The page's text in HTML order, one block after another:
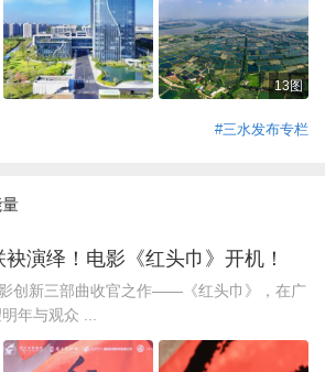
13图
#三水发布专栏
演绎！电影《红头巾》开机！
创新三部曲收官之作——《红头巾》，在广
年与观众 ...